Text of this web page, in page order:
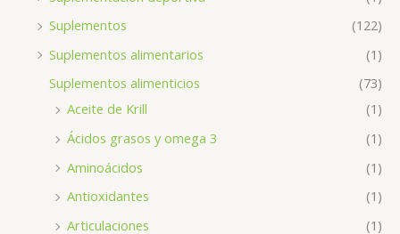
Suplementos
(122)
Suplementos alimentarios
(1)
Suplementos alimenticios
(73)
Aceite de Krill
(1)
Ácidos grasos y omega 3
(1)
Aminoácidos
(1)
Antioxidantes
(1)
Articulaciones
(1)